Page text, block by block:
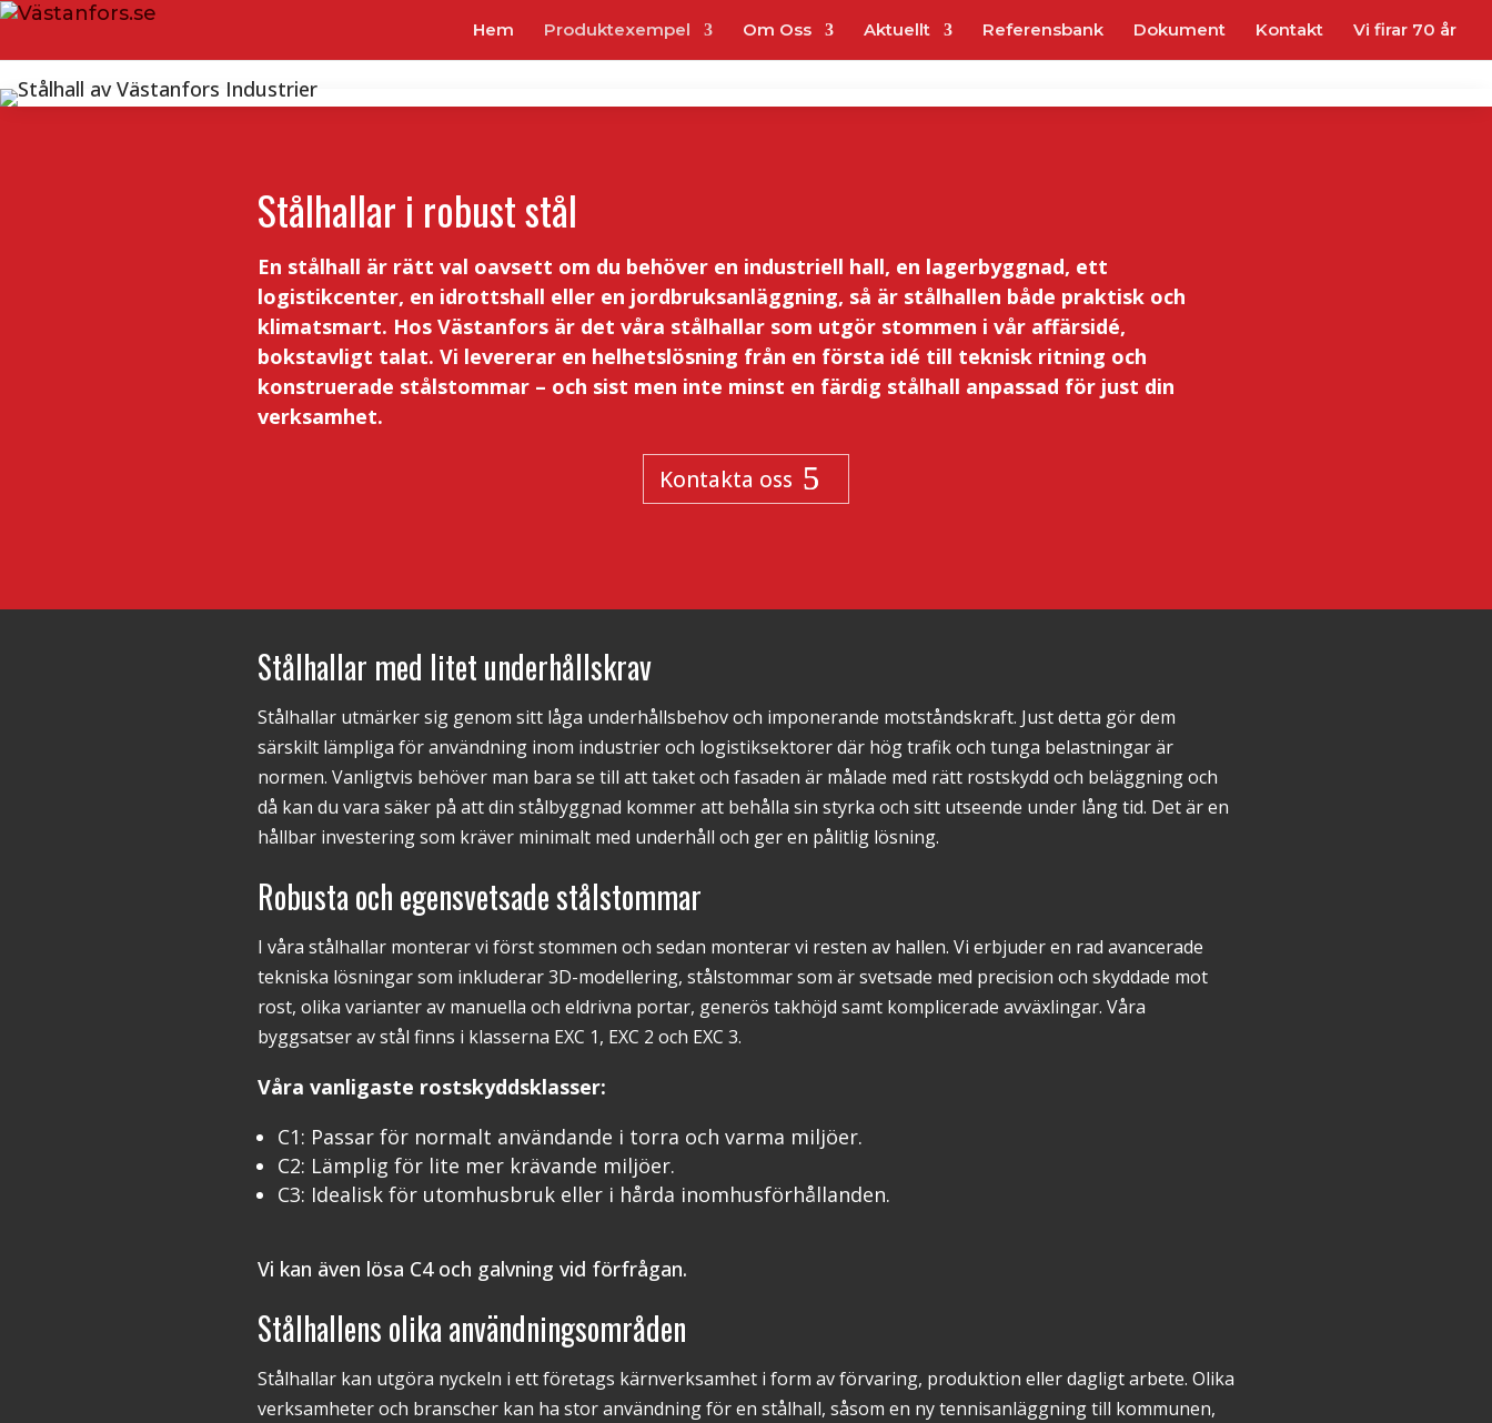
Hem Produktexempel Om Oss Aktuellt Referensbank Dokument Kontakt Vi firar 70 år
Stålhallar i robust stål
En stålhall är rätt val oavsett om du behöver en industriell hall, en lagerbyggnad, ett
logistikcenter, en idrottshall eller en jordbruksanläggning, så är stålhallen både praktisk och
klimatsmart. Hos Västanfors är det våra stålhallar som utgör stommen i vår affärsidé,
bokstavligt talat. Vi levererar en helhetslösning från en första idé till teknisk ritning och
konstruerade stålstommar – och sist men inte minst en färdig stålhall anpassad för just din
verksamhet.
Kontakta oss
Stålhallar med litet underhållskrav
Stålhallar utmärker sig genom sitt låga underhållsbehov och imponerande motståndskraft. Just detta gör dem
särskilt lämpliga för användning inom industrier och logistiksektorer där hög trafik och tunga belastningar är
normen. Vanligtvis behöver man bara se till att taket och fasaden är målade med rätt rostskydd och beläggning och
då kan du vara säker på att din stålbyggnad kommer att behålla sin styrka och sitt utseende under lång tid. Det är en
hållbar investering som kräver minimalt med underhåll och ger en pålitlig lösning.
Robusta och egensvetsade stålstommar
I våra stålhallar monterar vi först stommen och sedan monterar vi resten av hallen. Vi erbjuder en rad avancerade
tekniska lösningar som inkluderar 3D-modellering, stålstommar som är svetsade med precision och skyddade mot
rost, olika varianter av manuella och eldrivna portar, generös takhöjd samt komplicerade avväxlingar. Våra
byggsatser av stål finns i klasserna EXC 1, EXC 2 och EXC 3.
Våra vanligaste rostskyddsklasser:
C1: Passar för normalt användande i torra och varma miljöer.
C2: Lämplig för lite mer krävande miljöer.
C3: Idealisk för utomhusbruk eller i hårda inomhusförhållanden.
Vi kan även lösa C4 och galvning vid förfrågan.
Stålhallens olika användningsområden
Stålhallar kan utgöra nyckeln i ett företags kärnverksamhet i form av förvaring, produktion eller dagligt arbete. Olika
verksamheter och branscher kan ha stor användning för en stålhall, såsom en ny tennisanläggning till kommunen,